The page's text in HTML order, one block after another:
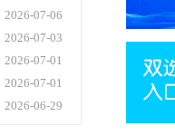
2026-07-06
2026-07-03
2026-07-01
2026-07-01
2026-06-29